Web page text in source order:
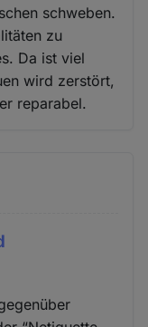
schweben.
zu
Da ist viel
wird zerstört,
reparabel.